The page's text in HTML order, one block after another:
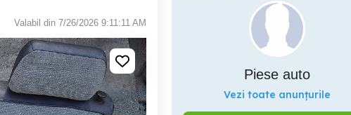
Valabil din 7/26/2026 9:11:11 AM
Piese auto
Vezi toate anunțurile